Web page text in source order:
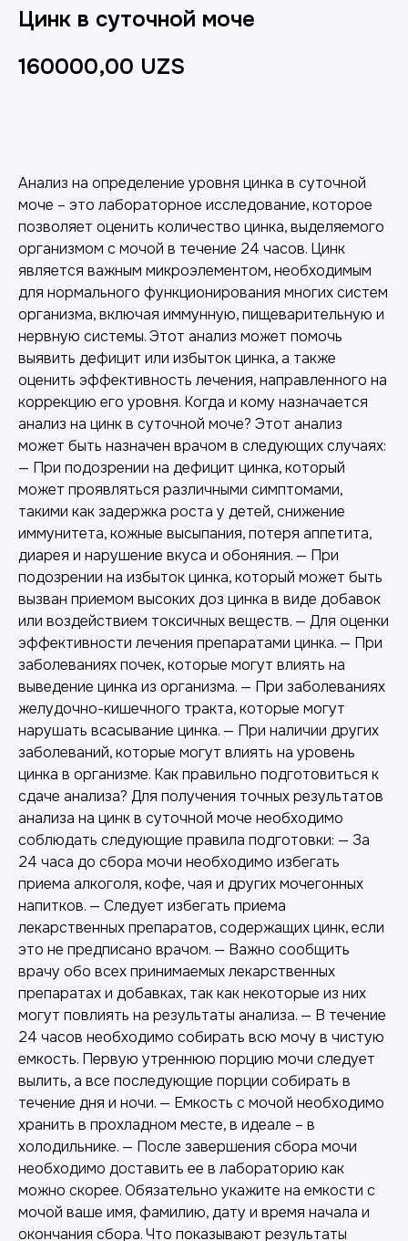
Цинк в суточной моче
160000,00 UZS
Анализ на определение уровня цинка в суточной
моче – это лабораторное исследование, которое
позволяет оценить количество цинка, выделяемого
организмом с мочой в течение 24 часов. Цинк
является важным микроэлементом, необходимым
для нормального функционирования многих систем
организма, включая иммунную, пищеварительную и
нервную системы. Этот анализ может помочь
выявить дефицит или избыток цинка, а также
оценить эффективность лечения, направленного на
коррекцию его уровня. Когда и кому назначается
анализ на цинк в суточной моче? Этот анализ
может быть назначен врачом в следующих случаях:
— При подозрении на дефицит цинка, который
может проявляться различными симптомами,
такими как задержка роста у детей, снижение
иммунитета, кожные высыпания, потеря аппетита,
диарея и нарушение вкуса и обоняния. — При
подозрении на избыток цинка, который может быть
вызван приемом высоких доз цинка в виде добавок
или воздействием токсичных веществ. — Для оценки
эффективности лечения препаратами цинка. — При
заболеваниях почек, которые могут влиять на
выведение цинка из организма. — При заболеваниях
желудочно-кишечного тракта, которые могут
нарушать всасывание цинка. — При наличии других
заболеваний, которые могут влиять на уровень
цинка в организме. Как правильно подготовиться к
сдаче анализа? Для получения точных результатов
анализа на цинк в суточной моче необходимо
соблюдать следующие правила подготовки: — За
24 часа до сбора мочи необходимо избегать
приема алкоголя, кофе, чая и других мочегонных
напитков. — Следует избегать приема
лекарственных препаратов, содержащих цинк, если
это не предписано врачом. — Важно сообщить
врачу обо всех принимаемых лекарственных
препаратах и добавках, так как некоторые из них
могут повлиять на результаты анализа. — В течение
24 часов необходимо собирать всю мочу в чистую
емкость. Первую утреннюю порцию мочи следует
вылить, а все последующие порции собирать в
течение дня и ночи. — Емкость с мочой необходимо
хранить в прохладном месте, в идеале – в
холодильнике. — После завершения сбора мочи
необходимо доставить ее в лабораторию как
можно скорее. Обязательно укажите на емкости с
мочой ваше имя, фамилию, дату и время начала и
окончания сбора. Что показывают результаты